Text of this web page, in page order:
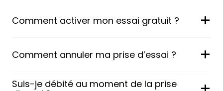
Comment activer mon essai gratuit ? +
Comment annuler ma prise d’essai ? +
Suis-je débité au moment de la prise